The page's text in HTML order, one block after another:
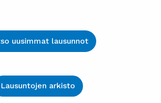
uusimmat lausunnot
Lausuntojen arkisto